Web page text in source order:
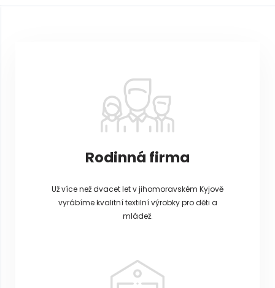
Rodinná firma
Už více než dvacet let v jihomoravském Kyjově
vyrábíme kvalitní textilní výrobky pro děti a
mládež.